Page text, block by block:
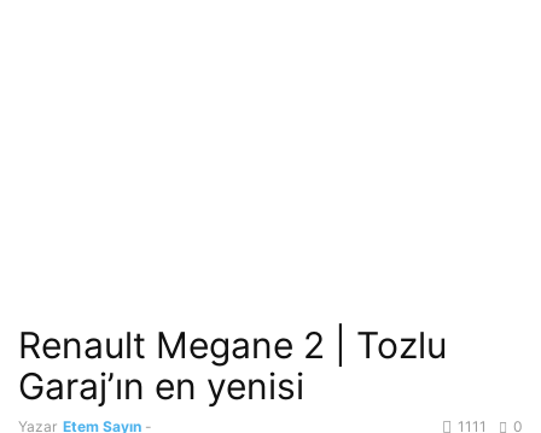
Renault Megane 2 | Tozlu
Garaj’ın en yenisi
Yazar Etem Sayın - 0
1111